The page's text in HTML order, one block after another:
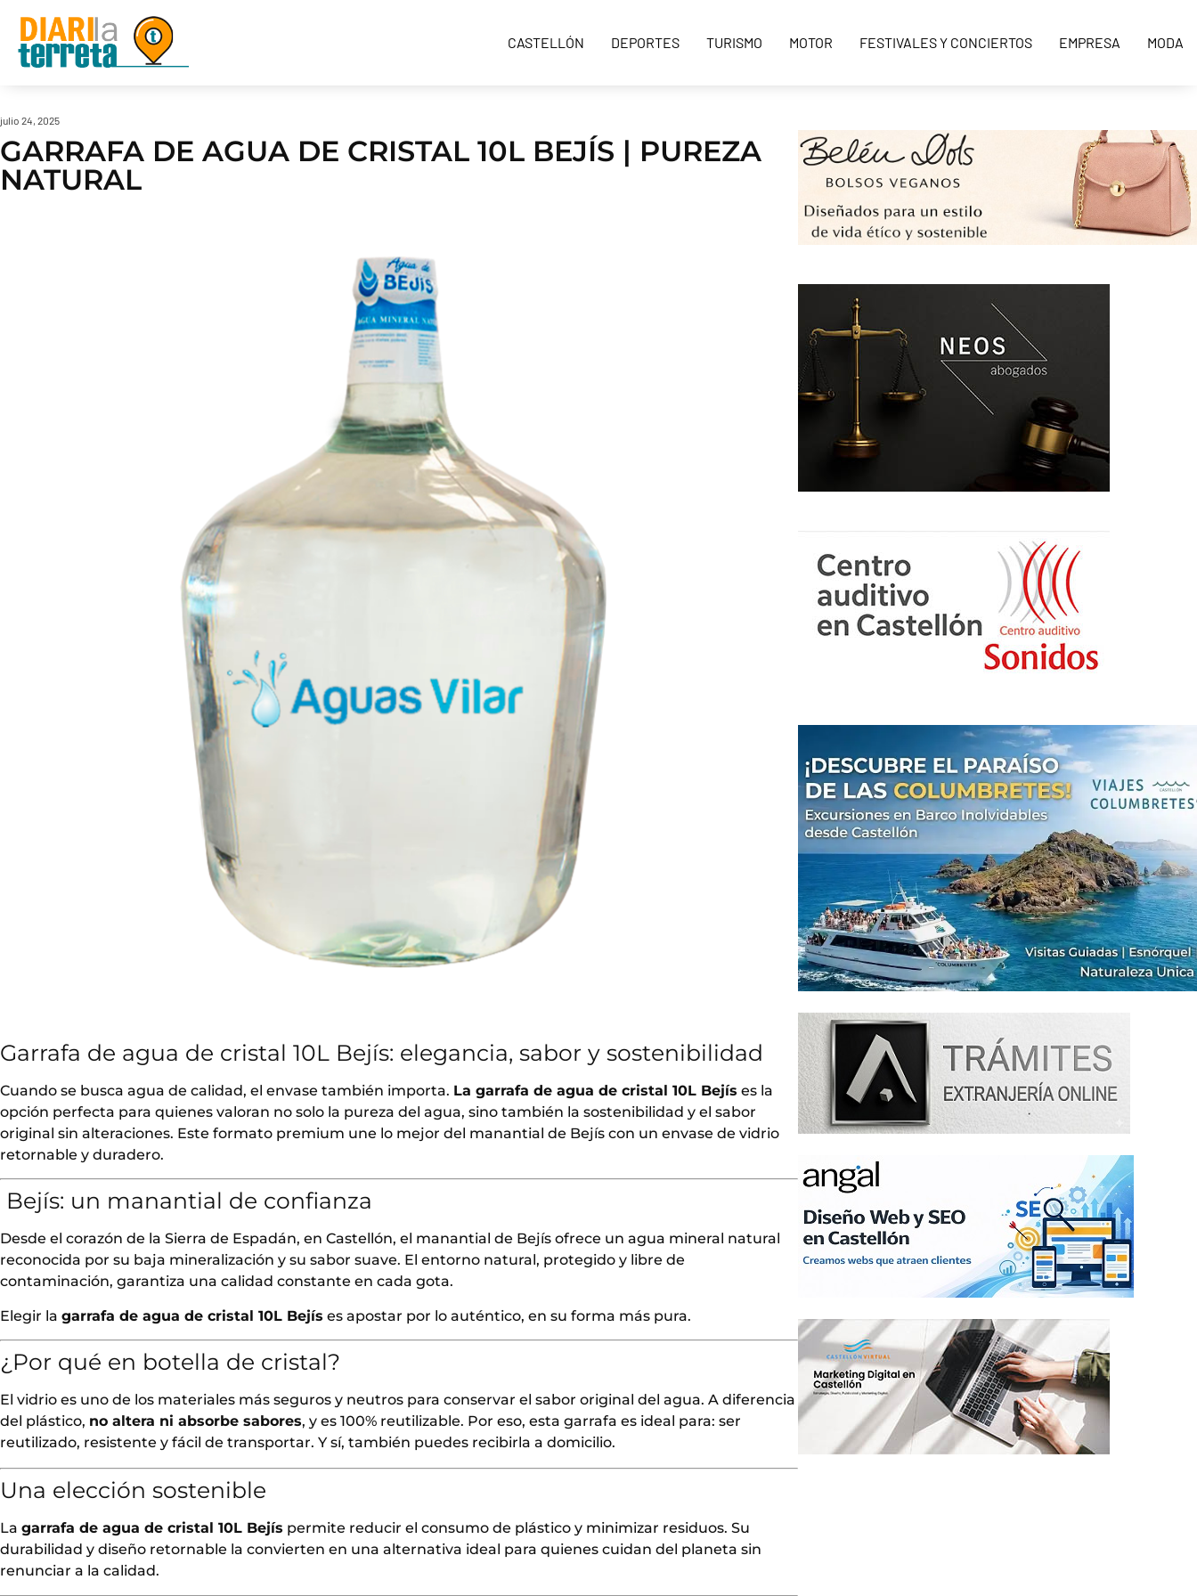
CASTELLÓN DEPORTES TURISMO MOTOR FESTIVALES Y CONCIERTOS EMPRESA MODA
julio 24, 2025
GARRAFA DE AGUA DE CRISTAL 10L BEJÍS | PUREZA
NATURAL
Garrafa de agua de cristal 10L Bejís: elegancia, sabor y sostenibilidad
Cuando se busca agua de calidad, el envase también importa. La garrafa de agua de cristal 10L Bejís es la
opción perfecta para quienes valoran no solo la pureza del agua, sino también la sostenibilidad y el sabor
original sin alteraciones. Este formato premium une lo mejor del manantial de Bejís con un envase de vidrio
retornable y duradero.
️ Bejís: un manantial de confianza
Desde el corazón de la Sierra de Espadán, en Castellón, el manantial de Bejís ofrece un agua mineral natural
reconocida por su baja mineralización y su sabor suave. El entorno natural, protegido y libre de
contaminación, garantiza una calidad constante en cada gota.
Elegir la garrafa de agua de cristal 10L Bejís es apostar por lo auténtico, en su forma más pura.
¿Por qué en botella de cristal?
El vidrio es uno de los materiales más seguros y neutros para conservar el sabor original del agua. A diferencia
del plástico, no altera ni absorbe sabores, y es 100% reutilizable. Por eso, esta garrafa es ideal para: ser
reutilizado, resistente y fácil de transportar. Y sí, también puedes recibirla a domicilio.
Una elección sostenible
La garrafa de agua de cristal 10L Bejís permite reducir el consumo de plástico y minimizar residuos. Su
durabilidad y diseño retornable la convierten en una alternativa ideal para quienes cuidan del planeta sin
renunciar a la calidad.